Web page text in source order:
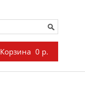
Корзина 0 р.